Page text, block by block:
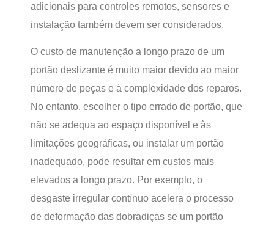
adicionais para controles remotos, sensores e
instalação também devem ser considerados.
O custo de manutenção a longo prazo de um
portão deslizante é muito maior devido ao maior
número de peças e à complexidade dos reparos.
No entanto, escolher o tipo errado de portão, que
não se adequa ao espaço disponível e às
limitações geográficas, ou instalar um portão
inadequado, pode resultar em custos mais
elevados a longo prazo. Por exemplo, o
desgaste irregular contínuo acelera o processo
de deformação das dobradiças se um portão